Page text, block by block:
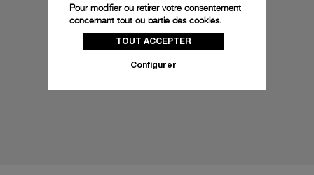
Pour modifier ou retirer votre consentement
concernant tout ou partie des cookies,
cliquez sur « Configurer » ou consultez notre
politique des cookiespour obtenir plus
donnez votre consentement pour l’utilisation
TOUT ACCEPTER
Configurer